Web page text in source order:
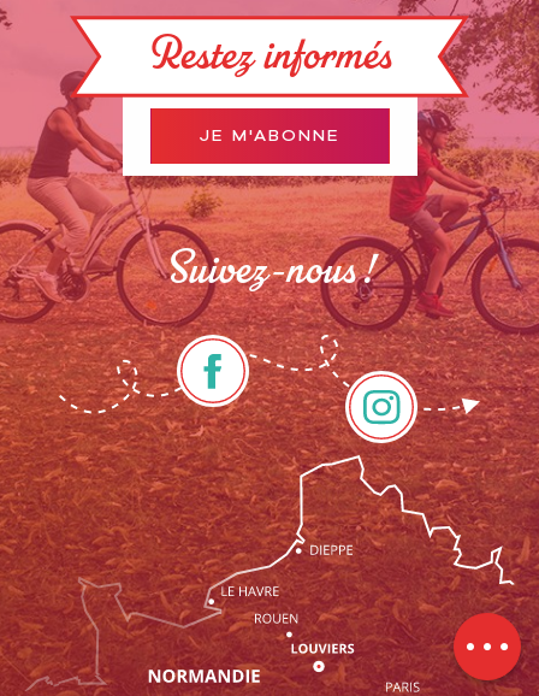
Description
Prestations
Tarifs
Horaires
Contacter
par email
Restez informés
JE M'ABONNE
Suivez-nous !